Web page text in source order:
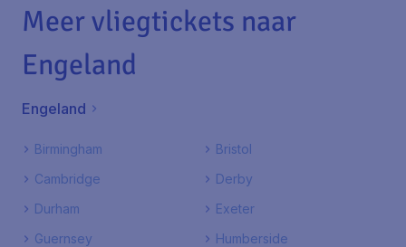
Meer vliegtickets naar
Engeland
Engeland
Birmingham
Bristol
Cambridge
Derby
Durham
Exeter
Guernsey
Humberside